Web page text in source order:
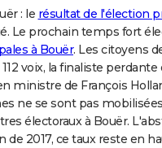
: le résultat de l'élection
Le prochain temps fort
à Bouër. Les citoyens
voix, la finaliste
ministre de François
ne se sont pas
électoraux à Bouër.
2017, ce taux reste en